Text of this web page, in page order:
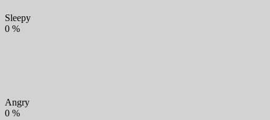
Sleepy
0 %
Angry
0 %